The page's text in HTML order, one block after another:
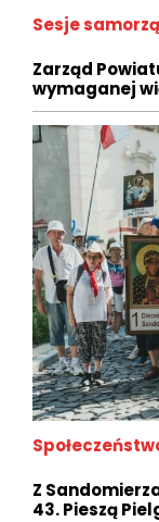
Sesje
Zarząd
wymaganej
Z
43. Pieszą